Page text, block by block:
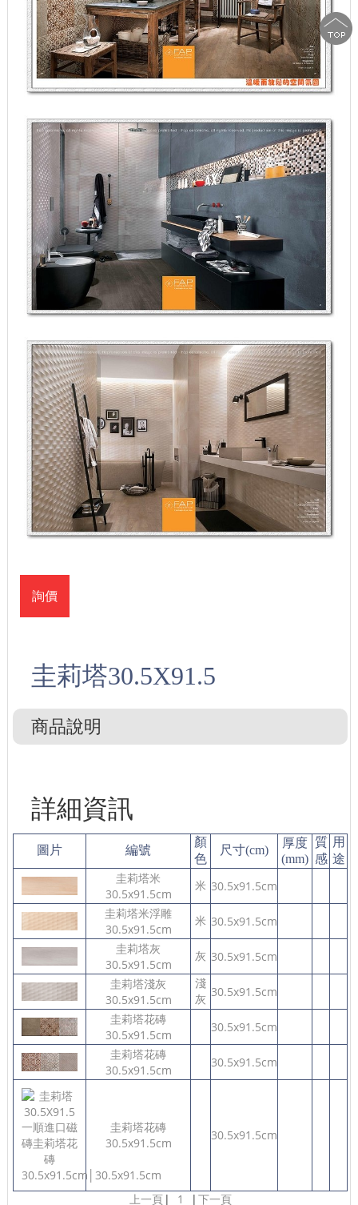
詢價
圭莉塔30.5X91.5
商品說明
詳細資訊
圖片 編號
顏
色
尺寸(cm)
厚度
(mm)
質
感
用
途
圭莉塔米
30.5x91.5cm
米 30.5x91.5cm
圭莉塔米浮雕
30.5x91.5cm
米 30.5x91.5cm
圭莉塔灰
30.5x91.5cm
灰 30.5x91.5cm
圭莉塔淺灰
30.5x91.5cm
淺
灰 30.5x91.5cm
圭莉塔花磚
30.5x91.5cm
30.5x91.5cm
圭莉塔花磚
30.5x91.5cm
30.5x91.5cm
圭莉塔花磚
30.5x91.5cm
30.5x91.5cm
上一頁 | 1 | 下一頁